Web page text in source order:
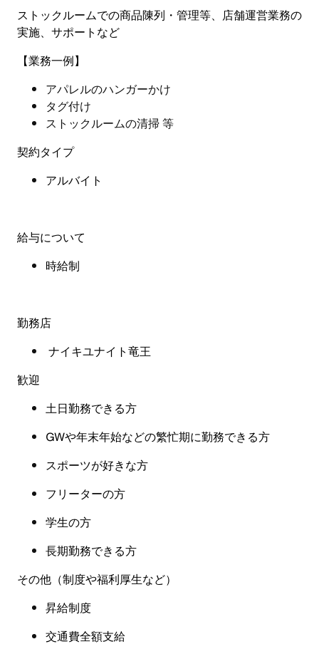
ストックルームでの商品陳列・管理等、店舗運営業務の
実施、サポートなど
【業務一例】
アパレルのハンガーかけ
タグ付け
ストックルームの清掃 等
契約タイプ
アルバイト
給与について
時給制
勤務店
ナイキユナイト竜王
歓迎
土日勤務できる方
GWや年末年始などの繁忙期に勤務できる方
スポーツが好きな方
フリーターの方
学生の方
長期勤務できる方
その他（制度や福利厚生など）
昇給制度
交通費全額支給